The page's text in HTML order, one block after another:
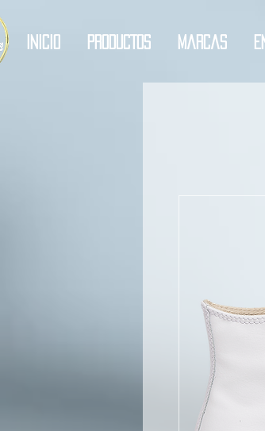
Inicio PRODUCTOS Marcas